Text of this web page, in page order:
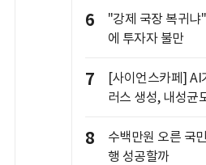
6
"강제 국장 복귀
에 투자자 불만
7
[사이언스카페] AI
러스 생성, 내성균
8
수백만원 오른 국
행 성공할까